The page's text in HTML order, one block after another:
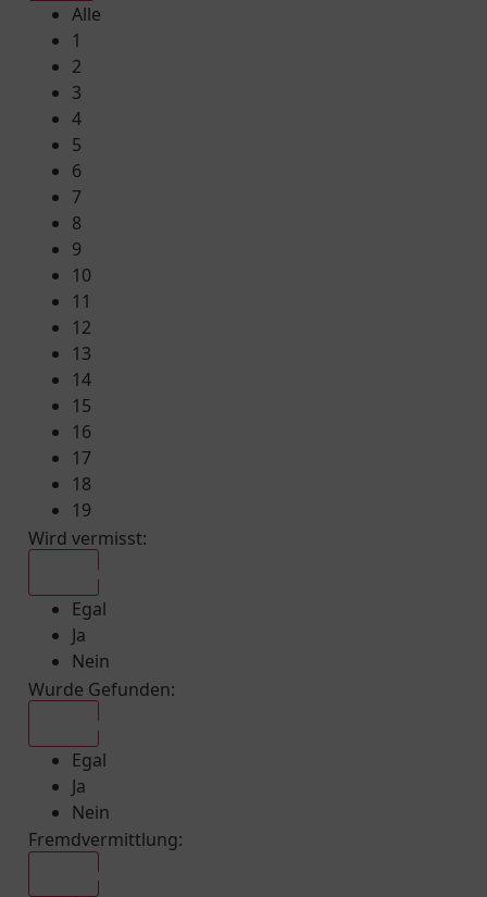
Alle
1
2
3
4
5
6
7
8
9
10
11
12
13
14
15
16
17
18
19
Wird vermisst:
Egal
Ja
Nein
Wurde Gefunden:
Egal
Ja
Nein
Fremdvermittlung: